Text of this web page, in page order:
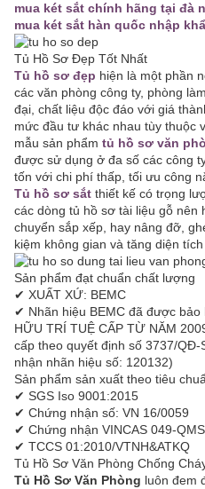
mua két sắt chính hãng tại đà
mua két sắt hàn quốc nhập
Tủ Hồ Sơ Đẹp Tốt Nhất
Tủ hồ sơ đẹp hiện là một phần
các văn phòng công ty, phòng
đại, chất liệu độc đáo với giá
mức đầu tư khác nhau tùy thuộc
mẫu sản phẩm tủ hồ sơ văn
được sử dụng ở đa số các công
tốn với chi phí thấp, tối ưu công
Tủ hồ sơ sắt thiết kế có trọng
các dòng tủ hồ sơ tài liệu gỗ nên
chuyển sắp xếp, hay nâng đỡ,
kiệm không gian và tăng diện
Sản phẩm đạt chuẩn chất lượng
✔ XUẤT XỨ: BEMC
✔ Nhãn hiệu BEMC đã được bảo
HỮU TRÍ TUỆ CẤP TỪ NĂM
cấp theo quyết định số 3737/
nhận nhãn hiệu số: 120132)
Sản phẩm sản xuất theo tiêu
✔ SGS Iso 9001:2015
✔ Chứng nhận số: VN 16/0059
✔ Chứng nhận VINCAS 049-
✔ TCCS 01:2010/VTNH&ATKQ
Tủ Hồ Sơ Văn Phòng Chống
Tủ Hồ Sơ Văn Phòng luôn đem